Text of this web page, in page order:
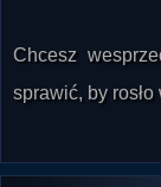
Chcesz
sprawić, by rosło